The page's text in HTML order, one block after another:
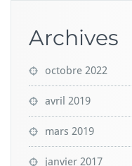
Archives
octobre 2022
avril 2019
mars 2019
janvier 2017